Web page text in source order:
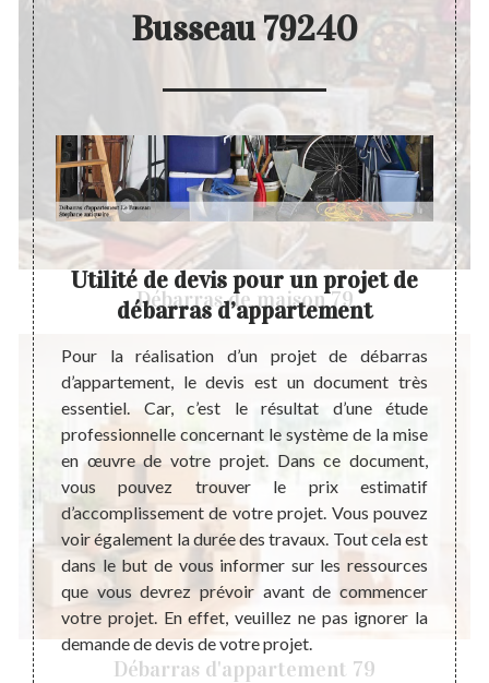
Débarras de maison 79
Débarras d'appartement 79
Busseau 79240
une
peut
leurs
le
que
pour
ou
Utilité de devis pour un projet de
débarras d’appartement
Pour la réalisation d’un projet de débarras
d’appartement, le devis est un document très
essentiel. Car, c’est le résultat d’une étude
professionnelle concernant le système de la mise
en œuvre de votre projet. Dans ce document,
vous pouvez trouver le prix estimatif
d’accomplissement de votre projet. Vous pouvez
voir également la durée des travaux. Tout cela est
dans le but de vous informer sur les ressources
que vous devrez prévoir avant de commencer
votre projet. En effet, veuillez ne pas ignorer la
demande de devis de votre projet.
Un
qui
lieu
la
de